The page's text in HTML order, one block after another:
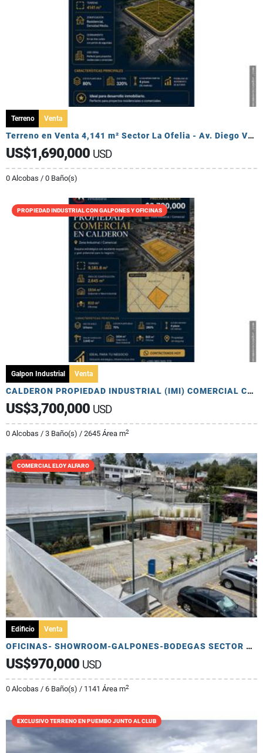
Terreno Venta
Terreno en Venta 4,141 m² Sector La Ofelia - Av. Diego Vásquez Cepeda.
US$1,690,000 USD
0 Alcobas / 0 Baño(s)
PROPIEDAD INDUSTRIAL CON GALPONES Y OFICINAS
Galpon Industrial Venta
CALDERON PROPIEDAD INDUSTRIAL (IMI) COMERCIAL CERCA PANAMERICANA
US$3,700,000 USD
0 Alcobas / 3 Baño(s) / 2645 Área m2
COMERCIAL ELOY ALFARO
Edificio Venta
OFICINAS- SHOWROOM-GALPONES-BODEGAS SECTOR ELOY ALFARO
US$970,000 USD
0 Alcobas / 6 Baño(s) / 1141 Área m2
EXCLUSIVO TERRENO EN PUEMBO JUNTO AL CLUB